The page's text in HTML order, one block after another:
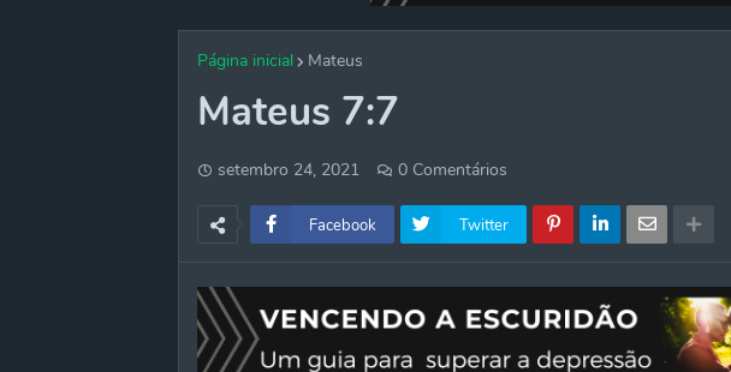
Página inicial Mateus
Mateus 7:7
setembro 24, 2021 0 Comentários
Facebook Twitter